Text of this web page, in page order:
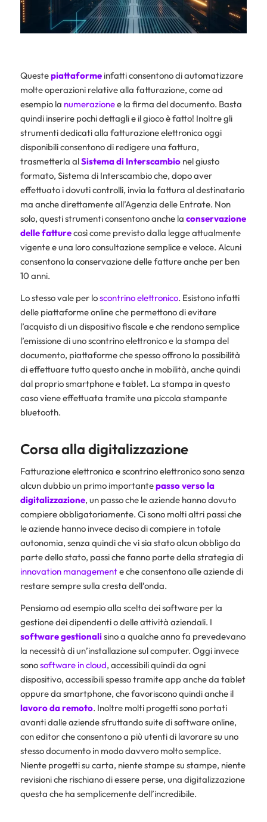
Questepiattaformeinfatti consentono di automatizzare
molte operazioni relative alla fatturazione, come ad
esempio la numerazionee la firma del documento. Basta
quindi inserire pochi dettagli e il gioco è fatto! Inoltre gli
strumenti dedicati alla fatturazione elettronica oggi
disponibili consentono di redigere una fattura,
trasmetterla alSistema di Interscambionel giusto
formato, Sistema di Interscambio che, dopo aver
effettuato i dovuti controlli, invia la fattura al destinatario
ma anche direttamente all’Agenzia delle Entrate. Non
solo, questi strumenti consentono anche la conservazione
delle fatturecosì come previsto dalla legge attualmente
vigente e una loro consultazione semplice e veloce. Alcuni
consentono la conservazione delle fatture anche per ben
10 anni.
Lo stesso vale per loscontrino elettronico. Esistono infatti
delle piattaforme online che permettono di evitare
l’acquisto di un dispositivo fiscale e che rendono semplice
l’emissione di uno scontrino elettronico e la stampa del
documento, piattaforme che spesso offrono la possibilità
di effettuare tutto questo anche in mobilità, anche quindi
dal proprio smartphone e tablet. La stampa in questo
caso viene effettuata tramite una piccola stampante
bluetooth.
Corsa alla digitalizzazione
Fatturazione elettronica e scontrino elettronico sono senza
alcun dubbio un primo importantepasso verso la
digitalizzazione, un passo che le aziende hanno dovuto
compiere obbligatoriamente. Ci sono molti altri passi che
le aziende hanno invece deciso di compiere in totale
autonomia, senza quindi che vi sia stato alcun obbligo da
parte dello stato, passi che fanno parte della strategia di
innovation managemente che consentono alle aziende di
restare sempre sulla cresta dell’onda.
Pensiamo ad esempio alla scelta dei software per la
gestione dei dipendenti o delle attività aziendali. I
software gestionalisino a qualche anno fa prevedevano
la necessità di un’installazione sul computer. Oggi invece
sonosoftware in cloud, accessibili quindi da ogni
dispositivo, accessibili spesso tramite app anche da tablet
oppure da smartphone, che favoriscono quindi anche il
lavoro da remoto. Inoltre molti progetti sono portati
avanti dalle aziende sfruttando suite di software online,
con editor che consentono a più utenti di lavorare su uno
stesso documento in modo davvero molto semplice.
Niente progetti su carta, niente stampe su stampe, niente
revisioni che rischiano di essere perse, una digitalizzazione
questa che ha semplicemente dell’incredibile.